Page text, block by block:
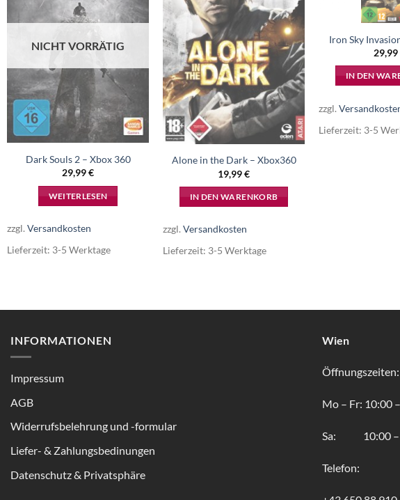
NICHT VORRÄTIG
Dark Souls 2 – Xbox 360
29,99€
WEITERLESEN
zzgl. Versandkosten
Lieferzeit: 3-5 Werktage
Alone in the Dark – Xbox360
19,99€
IN DEN WARENKORB
zzgl.Versandkosten
Lieferzeit: 3-5 Werktage
Iron Sky
29,99
IN DEN
zzgl.
Lieferzeit: 3-5
INFORMATIONEN
Impressum
AGB
Widerrufsbelehrung und -formular
Liefer- & Zahlungsbedinungen
Datenschutz & Privatsphäre
Wien
Öffnungszeiten:
Mo – Fr: 10:00
Sa: 10:00 –
Telefon: